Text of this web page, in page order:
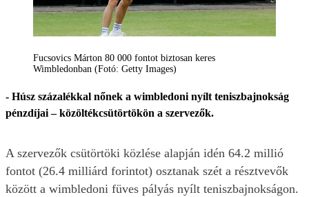
Fucsovics Márton 80 000 fontot biztosan keres
Wimbledonban (Fotó: Getty Images)
- Húsz százalékkal nőnek a wimbledoni nyílt teniszbajnokság
pénzdíjai – közöltékcsütörtökön a szervezők.
A szervezők csütörtöki közlése alapján idén 64.2 millió
fontot (26.4 milliárd forintot) osztanak szét a résztvevők
között a wimbledoni füves pályás nyílt teniszbajnokságon.